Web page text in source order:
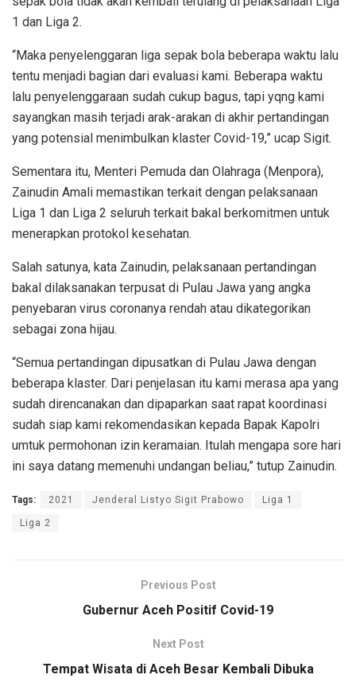
1 dan Liga 2.
“Maka penyelenggaran liga sepak bola beberapa waktu lalu
tentu menjadi bagian dari evaluasi kami. Beberapa waktu
lalu penyelenggaraan sudah cukup bagus, tapi yqng kami
sayangkan masih terjadi arak-arakan di akhir pertandingan
yang potensial menimbulkan klaster Covid-19,” ucap Sigit.
Sementara itu, Menteri Pemuda dan Olahraga (Menpora),
Zainudin Amali memastikan terkait dengan pelaksanaan
Liga 1 dan Liga 2 seluruh terkait bakal berkomitmen untuk
menerapkan protokol kesehatan.
Salah satunya, kata Zainudin, pelaksanaan pertandingan
bakal dilaksanakan terpusat di Pulau Jawa yang angka
penyebaran virus coronanya rendah atau dikategorikan
sebagai zona hijau.
“Semua pertandingan dipusatkan di Pulau Jawa dengan
beberapa klaster. Dari penjelasan itu kami merasa apa yang
sudah direncanakan dan dipaparkan saat rapat koordinasi
sudah siap kami rekomendasikan kepada Bapak Kapolri
umtuk permohonan izin keramaian. Itulah mengapa sore hari
ini saya datang memenuhi undangan beliau,” tutup Zainudin.
Tags: 2021 Jenderal Listyo Sigit Prabowo Liga 1
Liga 2
Previous Post
Gubernur Aceh Positif Covid-19
Next Post
Tempat Wisata di Aceh Besar Kembali Dibuka